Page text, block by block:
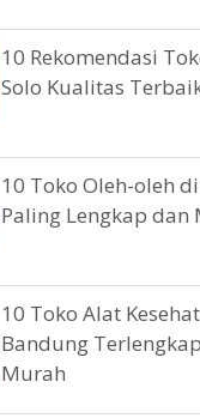
10 Rekomendasi
Solo Kualitas
10 Toko Oleh-oleh
Paling Lengkap dan
10 Toko Alat
Bandung
Murah